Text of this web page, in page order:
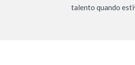
talento quando